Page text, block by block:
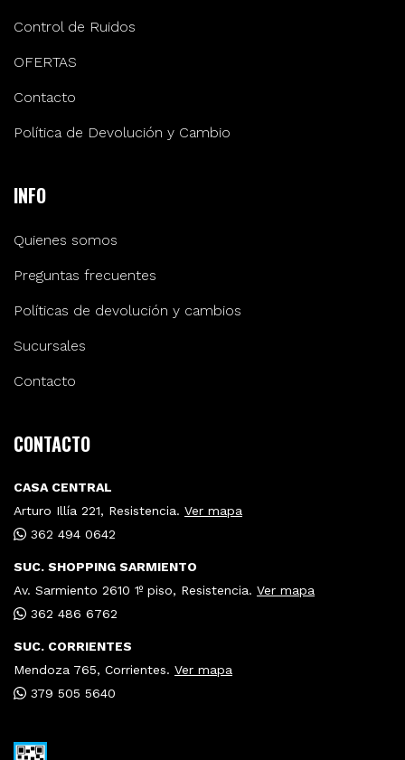
Control de Ruidos
OFERTAS
Contacto
Política de Devolución y Cambio
INFO
Quienes somos
Preguntas frecuentes
Políticas de devolución y cambios
Sucursales
Contacto
CONTACTO
CASA CENTRAL
Arturo Illía 221, Resistencia. Ver mapa
362 494 0642
SUC. SHOPPING SARMIENTO
Av. Sarmiento 2610 1º piso, Resistencia. Ver mapa
362 486 6762
SUC. CORRIENTES
Mendoza 765, Corrientes. Ver mapa
379 505 5640